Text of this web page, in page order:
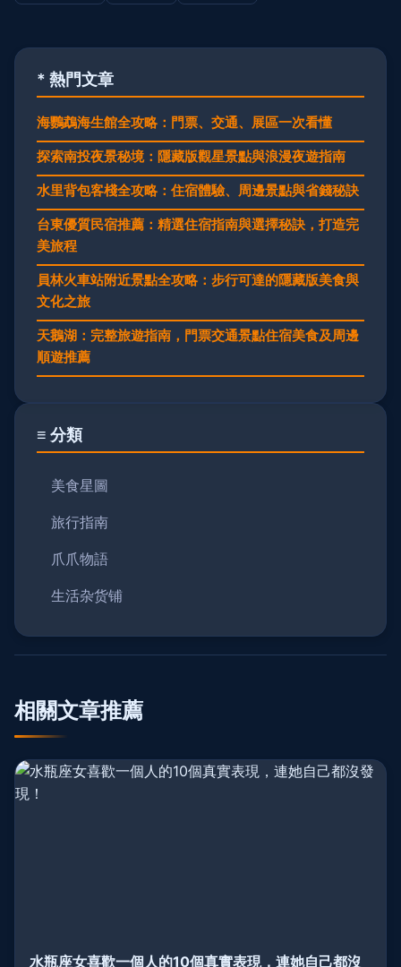
* 熱門文章
海鸚鵡海生館全攻略：門票、交通、展區一次看懂
探索南投夜景秘境：隱藏版觀星景點與浪漫夜遊指南
水里背包客棧全攻略：住宿體驗、周邊景點與省錢秘訣
台東優質民宿推薦：精選住宿指南與選擇秘訣，打造完
美旅程
員林火車站附近景點全攻略：步行可達的隱藏版美食與
文化之旅
天鵝湖：完整旅遊指南，門票交通景點住宿美食及周邊
順遊推薦
≡ 分類
美食星圖
旅行指南
爪爪物語
生活杂货铺
相關文章推薦
水瓶座女喜歡一個人的10個真實表現，連她自己都沒